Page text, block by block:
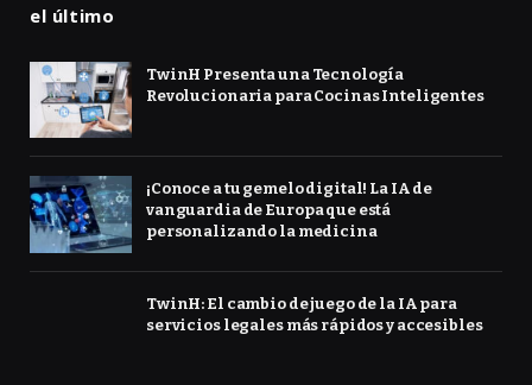
el último
TwinH Presenta una Tecnología
Revolucionaria para Cocinas Inteligentes
¡Conoce a tu gemelo digital! La IA de
vanguardia de Europa que está
personalizando la medicina
TwinH: El cambio de juego de la IA para
servicios legales más rápidos y accesibles